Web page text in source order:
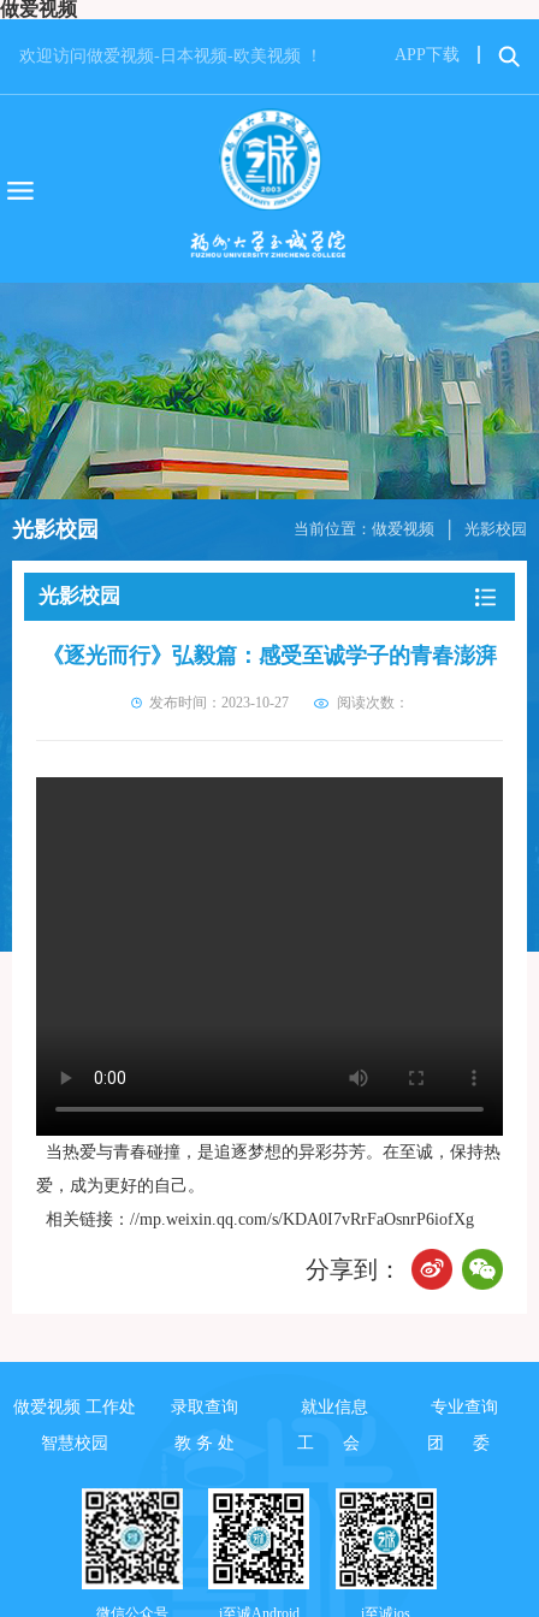
做爱视频
欢迎访问做爱视频-日本视频-欧美视频 ！ APP下载
当前位置： 做爱视频 光影校园
光影校园
光影校园
《逐光而行》弘毅篇：感受至诚学子的青春澎湃
发布时间：2023-10-27 阅读次数：
当热爱与青春碰撞，是追逐梦想的异彩芬芳。在至诚，保持热
爱，成为更好的自己。
相关链接：//mp.weixin.qq.com/s/KDA0I7vRrFaOsnrP6iofXg
分享到：
做爱视频 工作处 录取查询 就业信息
专业查询
智慧校园
教 务 处 工 会 团 委
微信公众号 i至诚Android i至诚ios